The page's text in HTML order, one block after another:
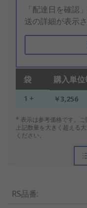
「配達日を確認
送の詳細が表示さ
袋 購入単
1 + ￥3,256
* 表示は参考価格です。ご
上記数量を大きく超える
ください。
RS品番: